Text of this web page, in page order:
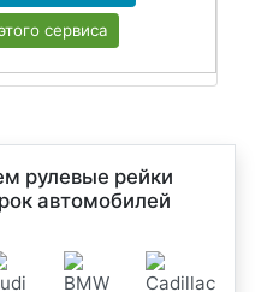
сервиса
рулевые рейки
автомобилей